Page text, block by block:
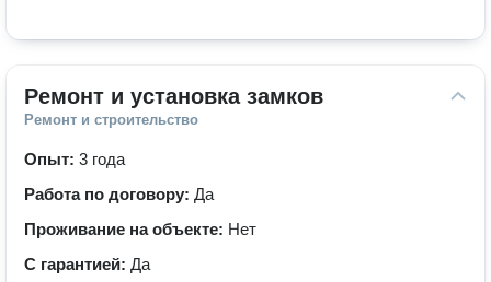
Ремонт и установка замков
Ремонт и строительство
Опыт: 3 года
Работа по договору: Да
Проживание на объекте: Нет
С гарантией: Да